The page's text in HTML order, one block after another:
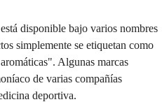
disponible bajo varios nombres
simplemente se etiquetan como
Algunas marcas
de varias compañías
deportiva.